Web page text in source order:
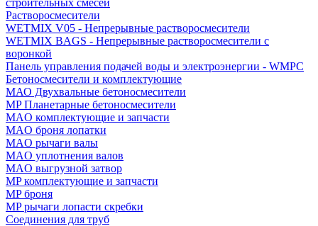
строительных смесей
Растворосмесители
WETMIX V05 - Непрерывные растворосмесители
WETMIX BAGS - Непрерывные растворосмесители с
воронкой
Панель управления подачей воды и электроэнергии - WMPC
Бетоносмесители и комплектующие
МАО Двухвальные бетоносмесители
MP Планетарные бетоносмесители
MAO комплектующие и запчасти
MAO броня лопатки
MAO рычаги валы
MAO уплотнения валов
MAO выгрузной затвор
MP комплектующие и запчасти
MP броня
MP рычаги лопасти скребки
Соединения для труб